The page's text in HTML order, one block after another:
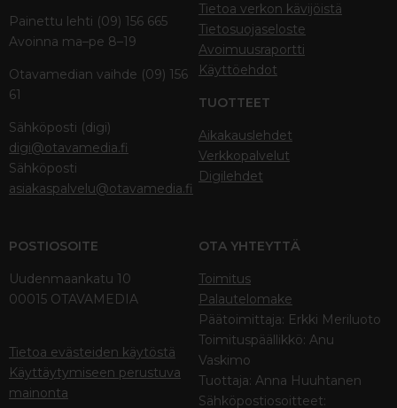
Painettu lehti (09) 156 665
Avoinna ma–pe 8–19
Otavamedian vaihde (09) 156
61
Sähköposti (digi)
digi@otavamedia.fi
Sähköposti
asiakaspalvelu@otavamedia.fi
Tietoa verkon kävijöistä
Tietosuojaseloste
Avoimuusraportti
Käyttöehdot
TUOTTEET
Aikakauslehdet
Verkkopalvelut
Digilehdet
POSTIOSOITE
Uudenmaankatu 10
00015 OTAVAMEDIA
Tietoa evästeiden käytöstä
Käyttäytymiseen perustuva
mainonta
OTA YHTEYTTÄ
Toimitus
Palautelomake
Päätoimittaja: Erkki Meriluoto
Toimituspäällikkö: Anu
Vaskimo
Tuottaja: Anna Huuhtanen
Sähköpostiosoitteet: